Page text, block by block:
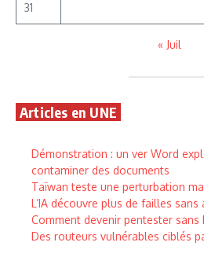
31
« Juil
Articles en UNE
Démonstration : un ver Word
contaminer des documents
Taïwan teste une perturbation
L’IA découvre plus de failles
Comment devenir pentester sans
Des routeurs vulnérables ciblés